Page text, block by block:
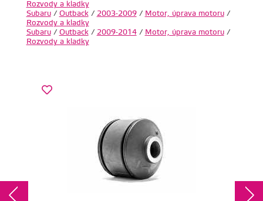
Rozvody a kladky
Subaru/ Outback/ 2003-2009/ Motor, úprava motoru/
Rozvody a kladky
Subaru/ Outback/ 2009-2014/ Motor, úprava motoru/
Rozvody a kladky